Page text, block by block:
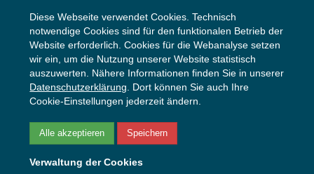
Aufgabenbrowser
Lernausgangslage Berlin
Diese Webseite verwendet Cookies. Technisch
notwendige Cookies sind für den funktionalen Betrieb der
Website erforderlich. Cookies für die Webanalyse setzen
wir ein, um die Nutzung unserer Website statistisch
auszuwerten. Nähere Informationen finden Sie in unserer
Datenschutzerklärung . Dort können Sie auch Ihre
Cookie-Einstellungen jederzeit ändern.
Alle akzeptieren Speichern
Verwaltung der Cookies